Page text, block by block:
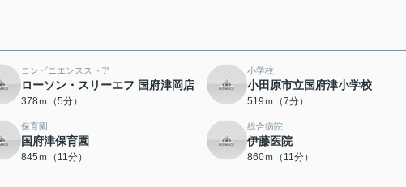
コンビニエンスストア
ローソン・スリーエフ 国府津岡店
378ｍ（5分）
小学校
小田原市立国府津小学校
519ｍ（7分）
保育園
国府津保育園
845ｍ（11分）
総合病院
伊藤医院
860ｍ（11分）